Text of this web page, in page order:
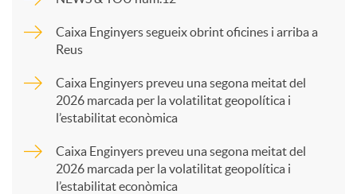
p
a
Caixa Enginyers segueix obrint oficines i arriba a
Reus
Caixa Enginyers preveu una segona meitat del
2026 marcada per la volatilitat geopolítica i
l’estabilitat econòmica
Caixa Enginyers preveu una segona meitat del
2026 marcada per la volatilitat geopolítica i
l’estabilitat econòmica